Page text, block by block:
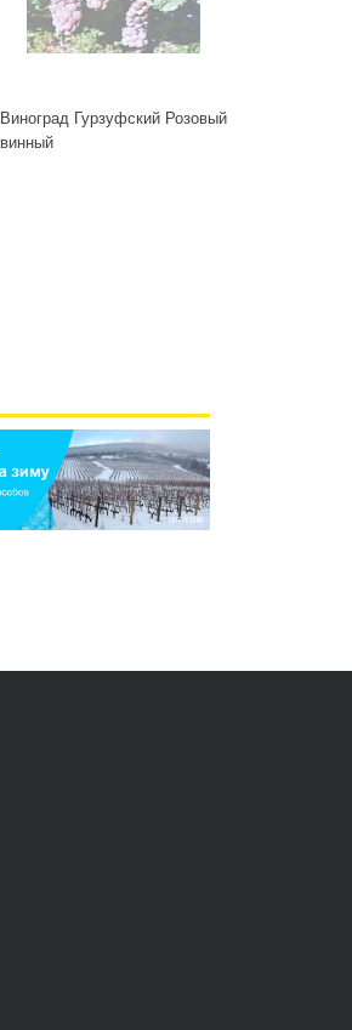
Виноград Гурзуфский Розовый
винный